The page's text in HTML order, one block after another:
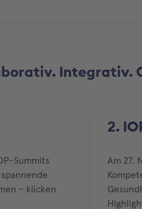
Integrativ.
Summits
– klicken
2.
Am 27.